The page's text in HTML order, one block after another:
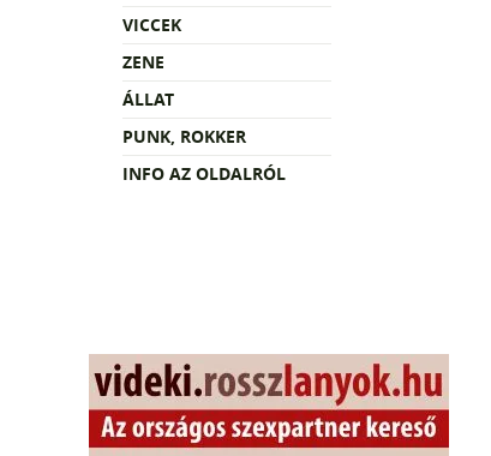
VICCEK
ZENE
ÁLLAT
PUNK, ROKKER
INFO AZ OLDALRÓL